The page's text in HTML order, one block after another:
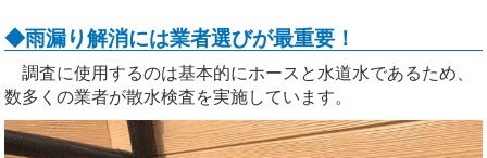
◆雨漏り解消には業者選びが最重要！
調査に使用するのは基本的にホースと水道水であるため、
数多くの業者が散水検査を実施しています。